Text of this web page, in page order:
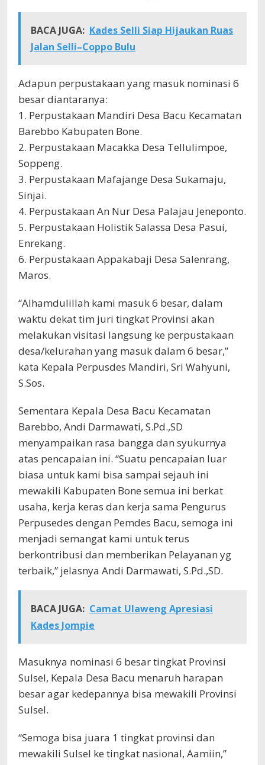
BACA JUGA: Kades Selli Siap Hijaukan Ruas
Jalan Selli–Coppo Bulu
Adapun perpustakaan yang masuk nominasi 6
besar diantaranya:
1. Perpustakaan Mandiri Desa Bacu Kecamatan
Barebbo Kabupaten Bone.
2. Perpustakaan Macakka Desa Tellulimpoe,
Soppeng.
3. Perpustakaan Mafajange Desa Sukamaju,
Sinjai.
4. Perpustakaan An Nur Desa Palajau Jeneponto.
5. Perpustakaan Holistik Salassa Desa Pasui,
Enrekang.
6. Perpustakaan Appakabaji Desa Salenrang,
Maros.
“Alhamdulillah kami masuk 6 besar, dalam
waktu dekat tim juri tingkat Provinsi akan
melakukan visitasi langsung ke perpustakaan
desa/kelurahan yang masuk dalam 6 besar,”
kata Kepala Perpusdes Mandiri, Sri Wahyuni,
S.Sos.
Sementara Kepala Desa Bacu Kecamatan
Barebbo, Andi Darmawati, S.Pd.,SD
menyampaikan rasa bangga dan syukurnya
atas pencapaian ini. “Suatu pencapaian luar
biasa untuk kami bisa sampai sejauh ini
mewakili Kabupaten Bone semua ini berkat
usaha, kerja keras dan kerja sama Pengurus
Perpusedes dengan Pemdes Bacu, semoga ini
menjadi semangat kami untuk terus
berkontribusi dan memberikan Pelayanan yg
terbaik,” jelasnya Andi Darmawati, S.Pd.,SD.
BACA JUGA: Camat Ulaweng Apresiasi
Kades Jompie
Masuknya nominasi 6 besar tingkat Provinsi
Sulsel, Kepala Desa Bacu menaruh harapan
besar agar kedepannya bisa mewakili Provinsi
Sulsel.
“Semoga bisa juara 1 tingkat provinsi dan
mewakili Sulsel ke tingkat nasional, Aamiin,”